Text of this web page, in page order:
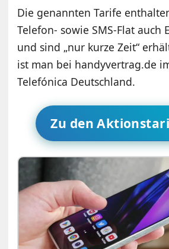
Die genannten Tarife
Telefon- sowie SMS-Flat auch
und sind „nur kurze Zeit“
ist man bei handyvertrag.de
Telefónica Deutschland.
Zu den